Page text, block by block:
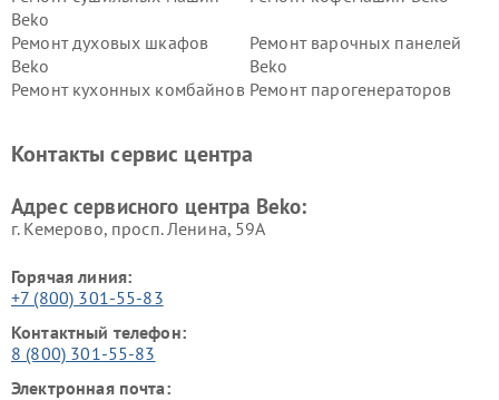
Beko
Ремонт духовых шкафов
Beko
Ремонт варочных панелей
Beko
Ремонт кухонных комбайнов Ремонт парогенераторов
Ремонт холодильников Beko Ремонт морозильных камер
Контакты сервис центра
Адрес сервисного центра Beko:
г. Кемерово, просп. Ленина, 59А
Горячая линия:
+7 (800) 301-55-83
Контактный телефон:
8 (800) 301-55-83
Электронная почта: